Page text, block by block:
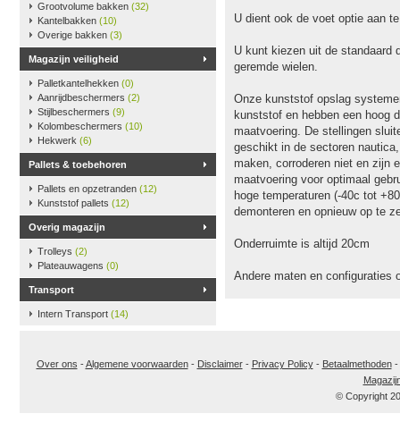
Grootvolume bakken (32)
Kantelbakken (10)
Overige bakken (3)
Magazijn veiligheid
Palletkantelhekken (0)
Aanrijdbeschermers (2)
Stijlbeschermers (9)
Kolombeschermers (10)
Hekwerk (6)
Pallets & toebehoren
Pallets en opzetranden (12)
Kunststof pallets (12)
Overig magazijn
Trolleys (2)
Plateauwagens (0)
Transport
Intern Transport (14)
U dient ook de voet optie aan
U kunt kiezen uit de standaard
geremde wielen.
Onze kunststof opslag
kunststof en hebben een hoog
maatvoering. De stellingen
geschikt in de sectoren
maken, corroderen niet en zijn
maatvoering voor optimaal
hoge temperaturen (-40c tot
demonteren en opnieuw op te
Onderruimte is altijd 20cm
Andere maten en configuraties
Over ons -Algemene voorwaarden- Disclaimer- Privacy Policy- Betaalmethoden-
© Copyright